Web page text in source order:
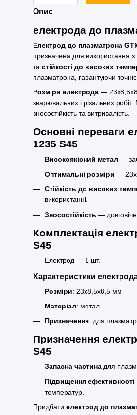
Опис
електрода до
Електрод до плазматрона
призначена для використання
та стійкості до високих
плазматрона, гарантуючи
Розміри електрода —
зварювальних і різальних
зносостійкість та витривалість.
Основні переваги
1235 S45
Високоякісний метал —
Оптимальні розміри —
Стійкість до високих
використанні.
Зносостійкість —
Комплектація
S45
Електрод — 1 шт.
Характеристики
Розміри: 23x8,5x8,5 мм
Матеріал: метал
Призначення: для
Призначення
S45
Запасна частина для
Підвищення ефективності
температур.
Придбати електрод до